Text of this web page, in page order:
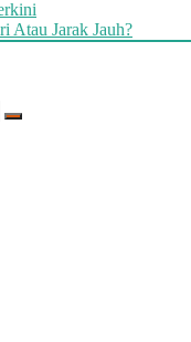
Atau Jarak Jauh?